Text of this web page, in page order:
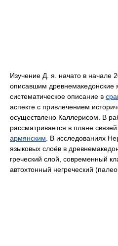
Изучение Д. я. начато в
описавшим древнемакедонские
систематическое описание в
аспекте с привлечением
осуществлено Каллерисом. В
рассматривается в плане
армянским . В исследованиях
языковых слоёв в
греческий слой, современный
автохтонный негреческий